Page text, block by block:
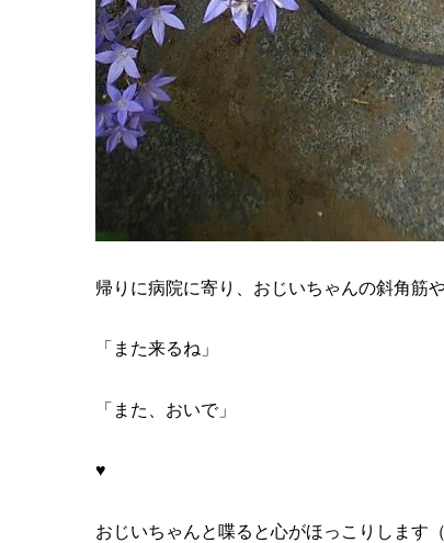
帰りに病院に寄り、おじいちゃんの斜角筋
「また来るね」
「また、おいで」
♥
おじいちゃんと喋ると心がほっこりします（